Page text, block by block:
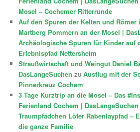
Mosel – Cochemer Ritterrunde
Auf den Spuren der Kelten und
Martberg Pommern an der Mosel |
Archäologische Spuren für Kinder auf
Erlebnispfad Nettersheim
Straußwirtschaft und Weingut Daniel
DasLangeSuchen zuAusflug mit der
Pinnerkreuz Cochem
3 Tage Kurztrip an die Mosel – Das
Ferienland Cochem | DasLangeSuchen
Traumpfädchen Löfer Rabenlaypfad –
die ganze Familie